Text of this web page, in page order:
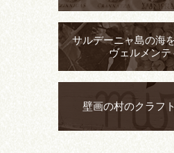
サルデーニャ島の海
ヴェルメンテ
壁画の村のクラフ